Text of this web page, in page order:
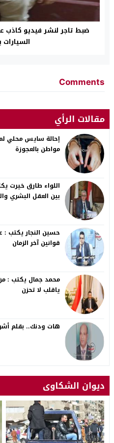
ضبط تاجر لنشر فيديو كاذب
السيارات
Comments
مقالات الرأي
إحالة سايس محلي
مواطن بالعجوزة
اللواء طارق خيرت
بين العقل البشري
قوانين آخر الزمان
محمد جمال يكتب :
ياقلب لا تحزن
هات ودنك.. بقلم
ديوان الشكاوى